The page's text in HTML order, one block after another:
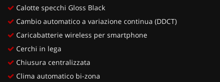
Calotte specchi Gloss Black
Cambio automatico a variazione continua (DDCT)
Caricabatterie wireless per smartphone
Cerchi in lega
Chiusura centralizzata
Clima automatico bi-zona